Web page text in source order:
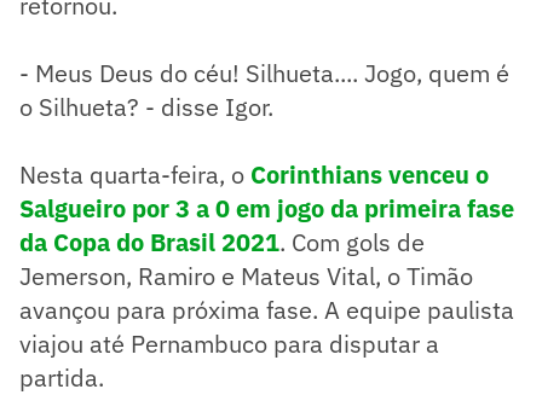
- Meus Deus do céu! Silhueta.... Jogo, quem é
o Silhueta? - disse Igor.
Nesta quarta-feira, o Corinthians venceu o
Salgueiro por 3 a 0 em jogo da primeira fase
da Copa do Brasil 2021. Com gols de
Jemerson, Ramiro e Mateus Vital, o Timão
avançou para próxima fase. A equipe paulista
viajou até Pernambuco para disputar a
partida.